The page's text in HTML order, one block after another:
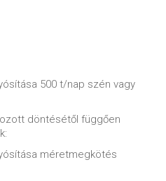
500 t/nap szén vagy
döntésétől függően
méretmegkötés